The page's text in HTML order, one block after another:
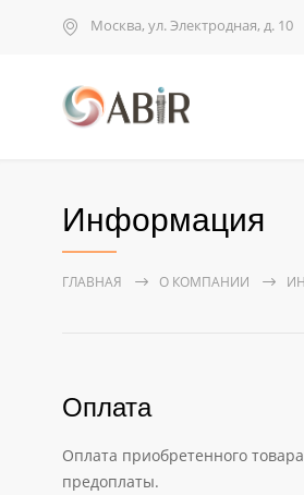
Москва, ул. Электродная, д. 10
Информация
ГЛАВНАЯ О КОМПАНИИ
Оплата
Оплата приобретенного
предоплаты.